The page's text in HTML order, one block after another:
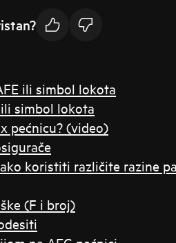
ili simbol lokota
ili simbol lokota
pećnicu? (video)
koristiti različite razine
(F i broj)